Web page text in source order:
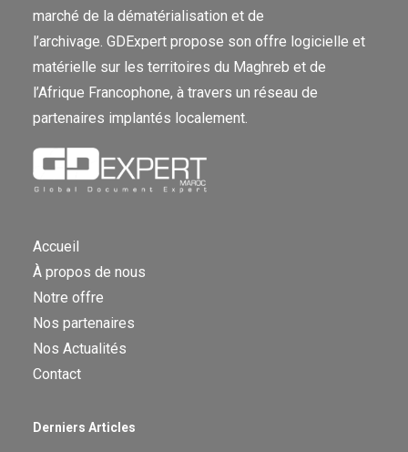
marché de la dématérialisation et de
l’archivage. GDExpert propose son offre logicielle et
matérielle sur les territoires du Maghreb et de
l’Afrique Francophone, à travers un réseau de
partenaires implantés localement.
Accueil
À propos de nous
Notre offre
Nos partenaires
Nos Actualités
Contact
Derniers Articles